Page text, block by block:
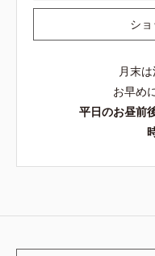
シ
月末
お早め
平日のお昼前